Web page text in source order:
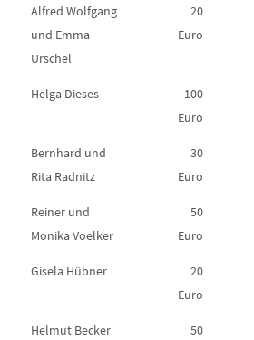
Alfred Wolfgang
und Emma
Urschel
20
Euro
Helga Dieses
100
Euro
Bernhard und
Rita Radnitz
30
Euro
Reiner und
Monika Voelker
50
Euro
Gisela Hübner
20
Euro
Helmut Becker
50